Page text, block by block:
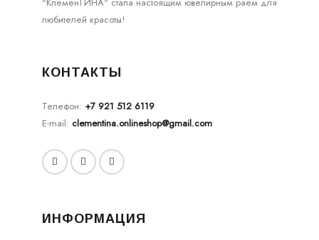
любителей красоты!
КОНТАКТЫ
Телефон: +7 921 512 6119
E-mail: clementina.onlineshop@gmail.com
ИНФОРМАЦИЯ